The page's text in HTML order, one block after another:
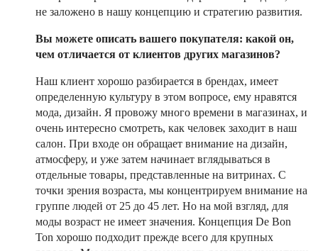
не заложено в нашу концепцию и стратегию развития.
Вы можете описать вашего покупателя: какой он,
чем отличается от клиентов других магазинов?
Наш клиент хорошо разбирается в брендах, имеет
определенную культуру в этом вопросе, ему нравятся
мода, дизайн. Я провожу много времени в магазинах, и
очень интересно смотреть, как человек заходит в наш
салон. При входе он обращает внимание на дизайн,
атмосферу, и уже затем начинает вглядываться в
отдельные товары, представленные на витринах. С
точки зрения возраста, мы концентрируем внимание на
группе людей от 25 до 45 лет. Но на мой взгляд, для
моды возраст не имеет значения. Концепция De Bon
Ton хорошо подходит прежде всего для крупных